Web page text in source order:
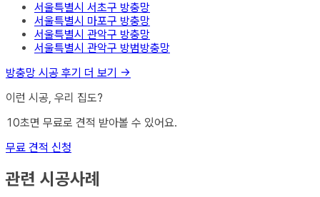
서울특별시 서초구 방충망
서울특별시 마포구 방충망
서울특별시 관악구 방충망
서울특별시 관악구 방범방충망
방충망 시공 후기 더 보기 →
이런 시공, 우리 집도?
10초면 무료로 견적 받아볼 수 있어요.
무료 견적 신청
관련 시공사례